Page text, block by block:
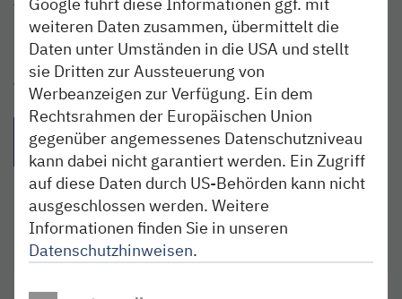
Landungsbrücken. Von dort sind es gut zehn Minuten zu
Fuß.
Teilen:
{{Link öffnet facebook teilen in neuem
{{Link öffnet twitter teilen in neuem
{{Link öffnet whatsapp teilen in
{{per E-Mail teilen}} -
weiteren Daten zusammen, übermittelt die
Daten unter Umständen in die USA und stellt
sie Dritten zur Aussteuerung von
Werbeanzeigen zur Verfügung. Ein dem
Rechtsrahmen der Europäischen Union
gegenüber angemessenes Datenschutzniveau
kann dabei nicht garantiert werden. Ein Zugriff
auf diese Daten durch US-Behörden kann nicht
ausgeschlossen werden. Weitere
Informationen finden Sie in unseren
Datenschutzhinweisen.